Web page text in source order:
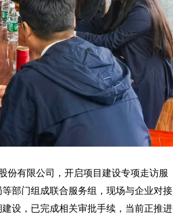
份有限公司，开启项目建设专项走访服
部门组成联合服务组，现场与企业对接
设，已完成相关审批手续，当前正推进